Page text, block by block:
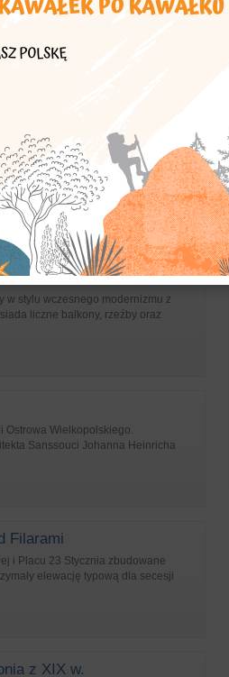
60.292 km2. Został założony w
więźniarki z hitlerowskiego obozu
przy ulicy Zamenhoffa 13-
się potężna kamienica
w 1909 r. otrzymał ciekawą bryłę
(dawniej
w stylu wczesnego modernizmu z
liczne balkony, rzeźby oraz
Ostrowa Wielkopolskiego.
Sanssouci Johanna Heinricha
Filarami
i Placu 23 Stycznia zbudowane
elewację typową dla secesji
z XIX w.